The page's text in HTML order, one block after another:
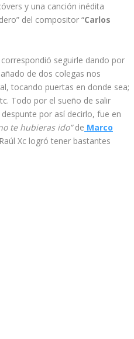
y una canción inédita
del compositor “Carlos
seguirle dando por
de dos colegas nos
tocando puertas en donde sea;
Todo por el sueño de salir
por así decirlo, fue en
te hubieras ido”de Marco
Xc logró tener bastantes